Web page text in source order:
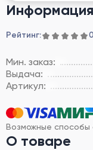
Информация
Рейтинг:
Мин. заказ:
Выдача:
Артикул:
Возможные способы
О товаре